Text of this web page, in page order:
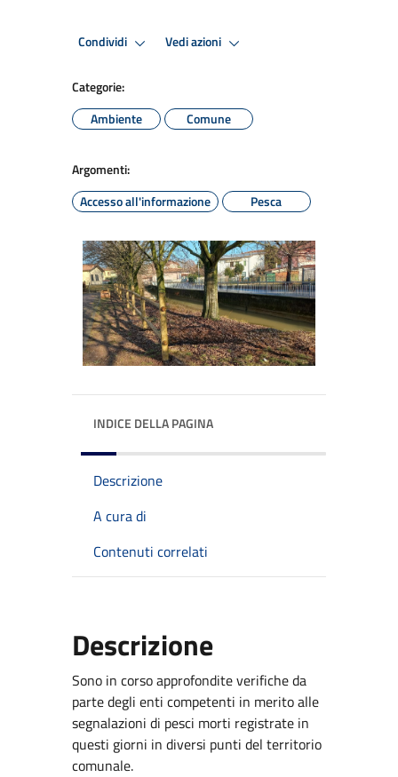
Condividi Vedi azioni
Categorie:
Ambiente
Comune
Argomenti:
Accesso all'informazione
Pesca
INDICE DELLA PAGINA
Descrizione
A cura di
Contenuti correlati
Descrizione
Sono in corso approfondite verifiche da
parte degli enti competenti in merito alle
segnalazioni di pesci morti registrate in
questi giorni in diversi punti del territorio
comunale.